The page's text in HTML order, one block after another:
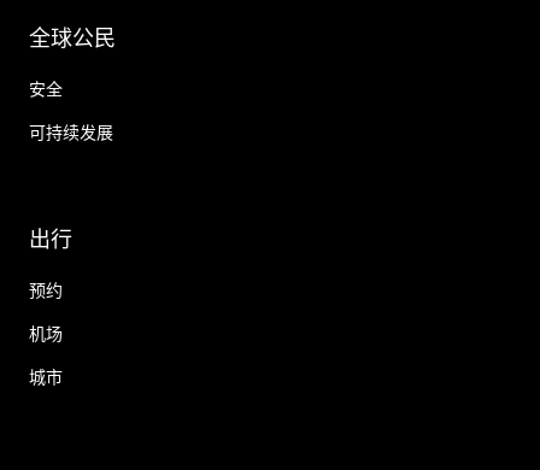
全球公民
安全
可持续发展
出行
预约
机场
城市